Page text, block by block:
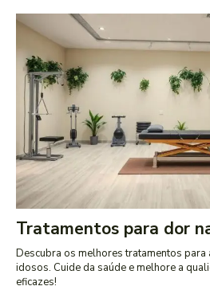
Tratamentos para dor
Descubra os melhores tratamentos para
idosos. Cuide da saúde e melhore a
eficazes!